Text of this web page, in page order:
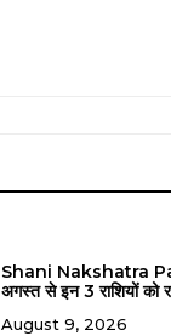
Shani Nakshatra
अगस्त से इन 3 राशियों को
August 9, 2026